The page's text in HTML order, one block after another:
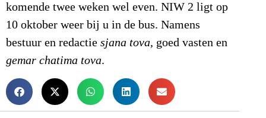
komende twee weken wel even. NIW 2 ligt op
10 oktober weer bij u in de bus. Namens
bestuur en redactie sjana tova, goed vasten en
gemar chatima tova.